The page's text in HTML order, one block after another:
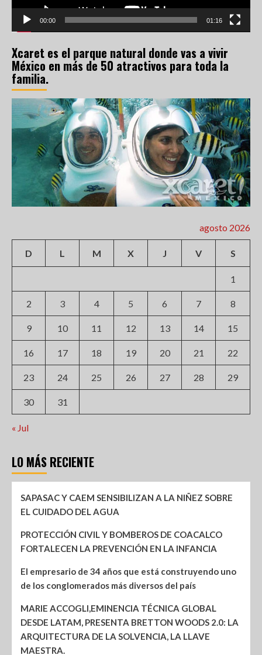
00:00 01:16
Xcaret es el parque natural donde vas a vivir
México en más de 50 atractivos para toda la
familia.
agosto 2026
D L M X J V S
1
2 3 4 5 6 7 8
9 10 11 12 13 14 15
16 17 18 19 20 21 22
23 24 25 26 27 28 29
30 31
« Jul
LO MÁS RECIENTE
SAPASAC Y CAEM SENSIBILIZAN A LA NIÑEZ SOBRE
EL CUIDADO DEL AGUA
PROTECCIÓN CIVIL Y BOMBEROS DE COACALCO
FORTALECEN LA PREVENCIÓN EN LA INFANCIA
El empresario de 34 años que está construyendo uno
de los conglomerados más diversos del país
MARIE ACCOGLI,EMINENCIA TÉCNICA GLOBAL
DESDE LATAM, PRESENTA BRETTON WOODS 2.0: LA
ARQUITECTURA DE LA SOLVENCIA, LA LLAVE
MAESTRA.